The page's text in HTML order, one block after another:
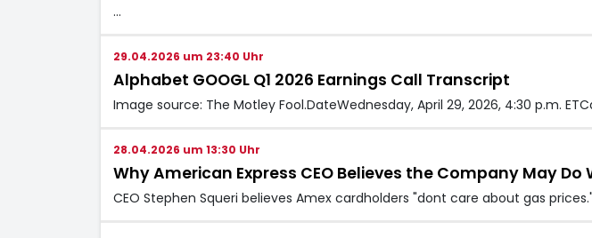
…
29.04.2026 um 23:40 Uhr
Alphabet GOOGL Q1 2026 Earnings Call Transcript
Image source: The Motley Fool.DateWednesday, April 29, 2026, 4:30 p.m.
28.04.2026 um 13:30 Uhr
Why American Express CEO Believes the Company May Do
CEO Stephen Squeri believes Amex cardholders "dont care about gas